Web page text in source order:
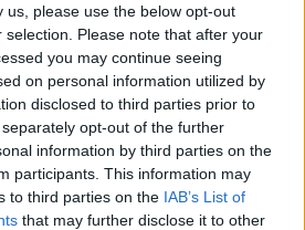
us, please use the below opt-out
Please note that after your
you may continue seeing
on personal information utilized by
disclosed to third parties prior to
opt-out of the further
information by third parties on the
participants. This information may
to third parties on the IAB’s List of
that may further disclose it to other
Reg: Maj 2017
sjukdom. Jag gissar på det senare.
#
Reg: Aug 2016
Inlägg: 4 867